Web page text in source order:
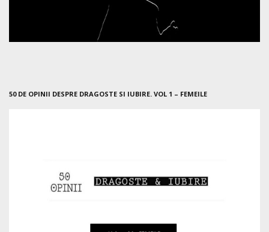
50 DE OPINII DESPRE DRAGOSTE SI IUBIRE. VOL 1 – FEMEILE